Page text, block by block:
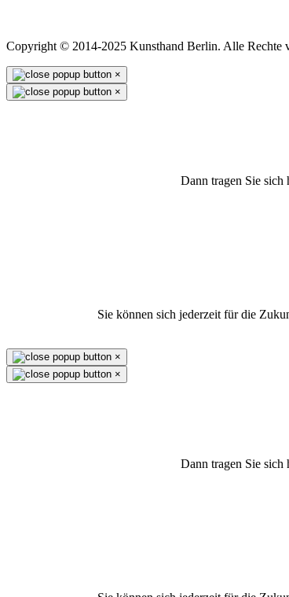
Copyright © 2014-2025 Kunsthand Berlin. Alle Rechte
×
×
Dann tragen Sie sich
Sie können sich jederzeit für die
×
×
Dann tragen Sie sich